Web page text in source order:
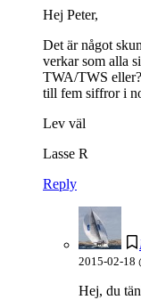
Hej Peter,
Det är något
verkar som alla
TWA/TWS
till fem siffror i
Lev väl
Lasse R
Reply
2015-02-18
Hej, du